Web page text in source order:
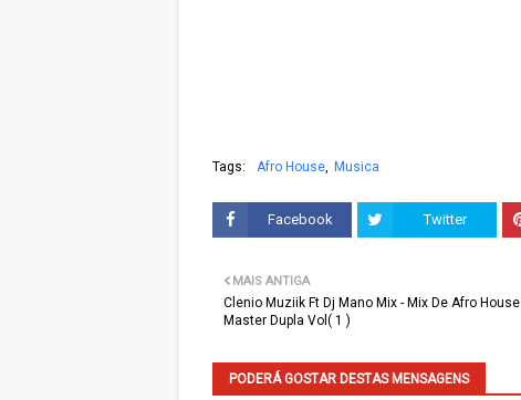
Tags: Afro House Musica
Facebook Twitter
MAIS ANTIGA
Clenio Muziik Ft Dj Mano Mix - Mix De Afro House
Master Dupla Vol( 1 )
PODERÁ GOSTAR DESTAS MENSAGENS